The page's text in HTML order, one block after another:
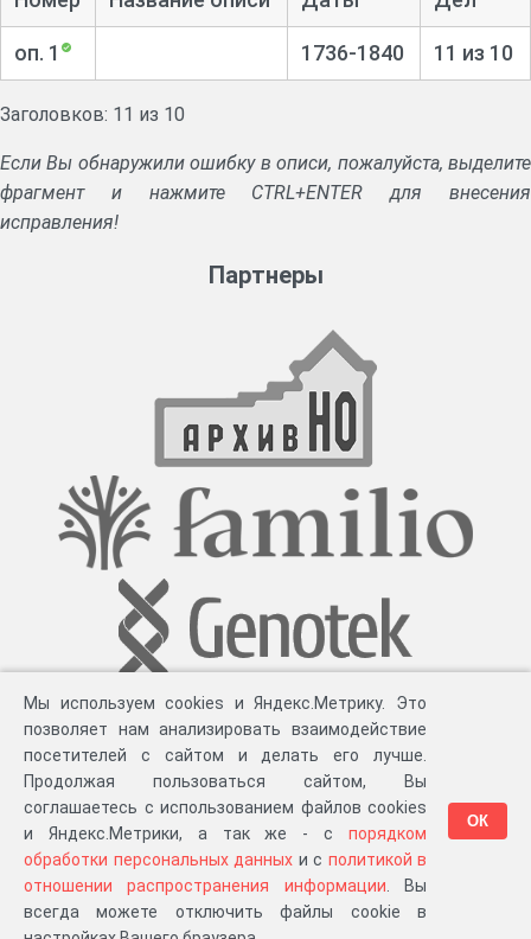
записи на крестьянских дочерей.
оп. 1 1736-1840 11 из 10
Заголовков: 11 из 10
Если Вы обнаружили ошибку в описи, пожалуйста, выделите
фрагмент и нажмите CTRL+ENTER для внесения
исправления!
Партнеры
Разработка компании «Великіе предки», 2023-2026 гг. Блог.Суть проекта
Персональные данные.Распространение информации . ЧаВО. Сборка 111.35
Мы используем cookies и Яндекс.Метрику. Это
позволяет нам анализировать взаимодействие
посетителей с сайтом и делать его лучше.
Продолжая пользоваться сайтом, Вы
соглашаетесь с использованием файлов cookies
и Яндекс.Метрики, а так же - с порядком
обработки персональных данных и с политикой в
отношении распространения информации . Вы
всегда можете отключить файлы cookie в
ОК
в «Мои документы»